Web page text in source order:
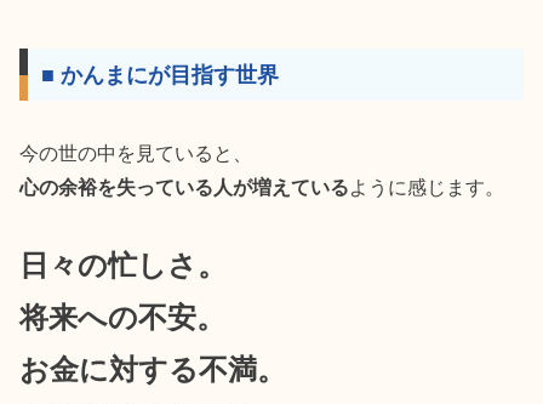
■ かんまにが目指す世界
今の世の中を見ていると、
心の余裕を失っている人が増えているように感じます。
日々の忙しさ。
将来への不安。
お金に対する不満。